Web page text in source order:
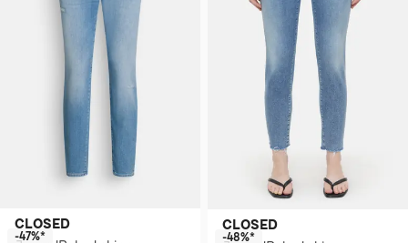
CLOSED
-47%*
CLOSED
-48%*